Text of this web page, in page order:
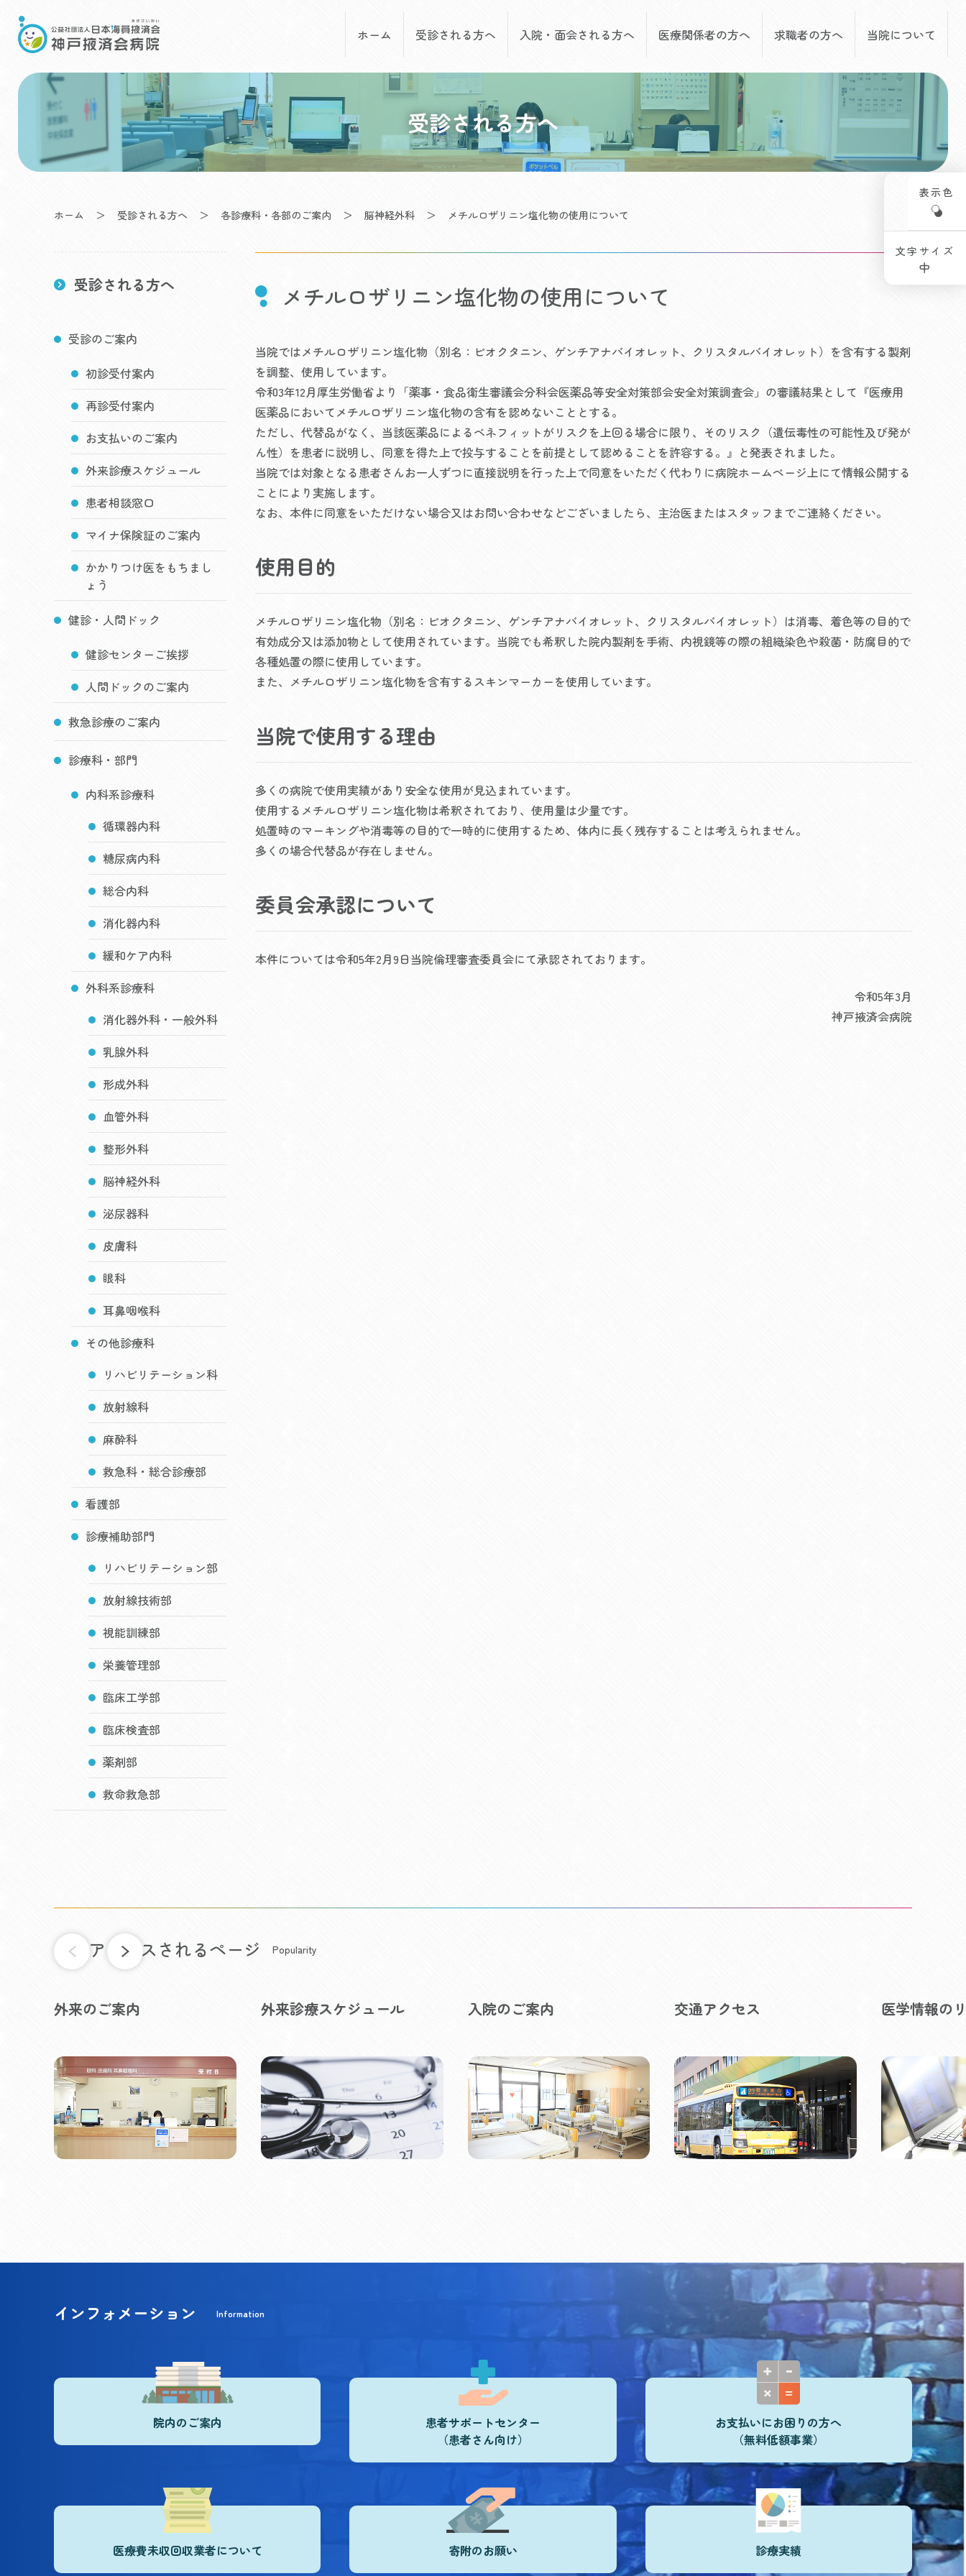
content
ホーム 受診される方へ 入院・面会される方へ 医療関係者の方へ 求職者の方へ 当院について
表示色
文字サイズ
受診される方へ
ホーム ＞ 受診される方へ ＞ 各診療科・各部のご案内 ＞ 脳神経外科 ＞ メチルロザリニン塩化物の使用について
受診される方へ
受診のご案内
初診受付案内
再診受付案内
お支払いのご案内
外来診療スケジュール
患者相談窓口
マイナ保険証のご案内
かかりつけ医をもちまし
ょう
健診・人間ドック
健診センターご挨拶
人間ドックのご案内
救急診療のご案内
診療科・部門
内科系診療科
循環器内科
糖尿病内科
総合内科
消化器内科
緩和ケア内科
外科系診療科
消化器外科・一般外科
乳腺外科
形成外科
血管外科
整形外科
脳神経外科
泌尿器科
皮膚科
眼科
耳鼻咽喉科
その他診療科
リハビリテーション科
放射線科
麻酔科
救急科・総合診療部
看護部
診療補助部門
リハビリテーション部
放射線技術部
視能訓練部
栄養管理部
臨床工学部
臨床検査部
薬剤部
救命救急部
メチルロザリニン塩化物の使用について
当院ではメチルロザリニン塩化物（別名：ピオクタニン、ゲンチアナバイオレット、クリスタルバイオレット）を含有する製剤
を調整、使用しています。
令和3年12月厚生労働省より「薬事・食品衛生審議会分科会医薬品等安全対策部会安全対策調査会」の審議結果として『医療用
医薬品においてメチルロザリニン塩化物の含有を認めないこととする。
ただし、代替品がなく、当該医薬品によるベネフィットがリスクを上回る場合に限り、そのリスク（遺伝毒性の可能性及び発が
ん性）を患者に説明し、同意を得た上で投与することを前提として認めることを許容する。』と発表されました。
当院では対象となる患者さんお一人ずつに直接説明を行った上で同意をいただく代わりに病院ホームページ上にて情報公開する
ことにより実施します。
なお、本件に同意をいただけない場合又はお問い合わせなどございましたら、主治医またはスタッフまでご連絡ください。
使用目的
メチルロザリニン塩化物（別名：ピオクタニン、ゲンチアナバイオレット、クリスタルバイオレット）は消毒、着色等の目的で
有効成分又は添加物として使用されています。当院でも希釈した院内製剤を手術、内視鏡等の際の組織染色や殺菌・防腐目的で
各種処置の際に使用しています。
また、メチルロザリニン塩化物を含有するスキンマーカーを使用しています。
当院で使用する理由
多くの病院で使用実績があり安全な使用が見込まれています。
使用するメチルロザリニン塩化物は希釈されており、使用量は少量です。
処置時のマーキングや消毒等の目的で一時的に使用するため、体内に長く残存することは考えられません。
多くの場合代替品が存在しません。
委員会承認について
本件については令和5年2月9日当院倫理審査委員会にて承認されております。
令和5年3月
神戸掖済会病院
よくアクセスされるページ Popularity
外来のご案内 外来診療スケジュール 入院のご案内 交通アクセス 医学情報の
インフォメーション Information
院内のご案内
患者サポートセンター
（患者さん向け）
お支払いにお困りの方へ
（無料低額事業）
医療費未収回収業者について 寄附のお願い 診療実績